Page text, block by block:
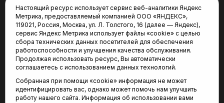
Редакция:
625035, Тюмень, пр. Геологоразведчиков, 28А
(3452) 68-22-28
tum-arena@mail.ru
Отдел продаж:
(3452) 68-89-78
kotovaev@sibinformburo.ru
Настоящий ресурс использует сервис веб-аналитики Яндекс
Метрика, предоставляемый компанией ООО «ЯНДЕКС»,
119021, Россия, Москва, ул. Л. Толстого, 16 (далее — Яндекс),
сервис Яндекс Метрика использует файлы «cookie» с целью
сбора технических данных посетителей для обеспечения
работоспособности и улучшения качества обслуживания.
Продолжая использовать ресурс, Вы автоматически
соглашаетесь с использованием данных технологий.
Собранная при помощи «cookie» информация не может
идентифицировать вас, однако может помочь нам улучшить
работу нашего сайта. Информация об использовании вами